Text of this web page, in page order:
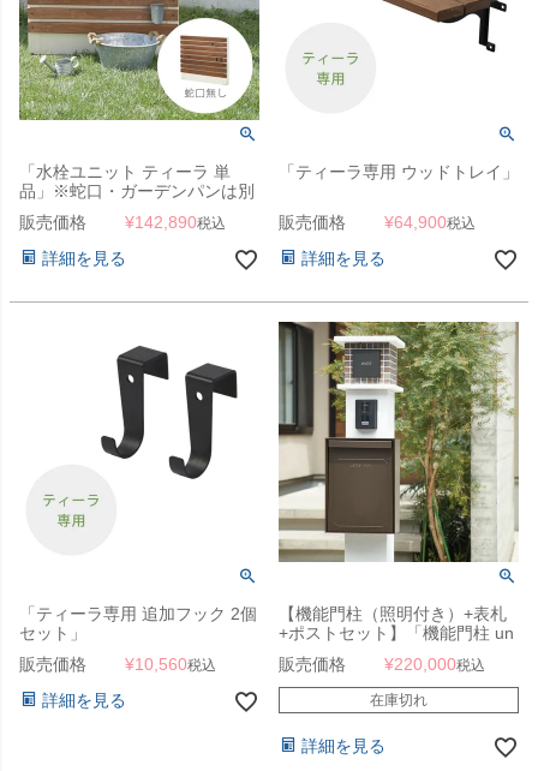
「水栓ユニット ティーラ 単
品」※蛇口・ガーデンパンは別
販売価格 ¥142,890税込
詳細を見る
「ティーラ専用 ウッドトレイ」
販売価格 ¥64,900税込
詳細を見る
「ティーラ専用 追加フック 2個
セット」
販売価格
¥10,560税込
詳細を見る
【機能門柱（照明付き）+表札
+ポストセット】「機能門柱 un
ニースプラス（NICE+）」
販売価格 ¥220,000税込
在庫切れ
詳細を見る